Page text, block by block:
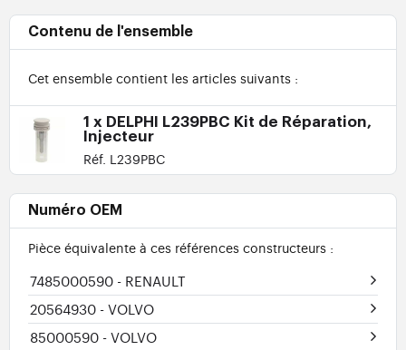
Contenu de l'ensemble
Cet ensemble contient les articles suivants :
1 x DELPHI L239PBC Kit de Réparation,
Injecteur
Réf. L239PBC
Numéro OEM
Pièce équivalente à ces références constructeurs :
7485000590 - RENAULT
20564930 - VOLVO
85000590 - VOLVO